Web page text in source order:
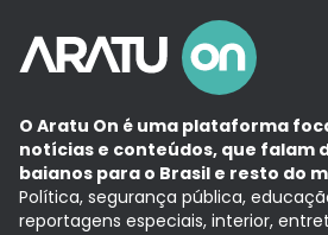
O Aratu On é uma plataforma
notícias e conteúdos, que falam
baianos para o Brasil e resto do
Política, segurança pública,
reportagens especiais, interior,